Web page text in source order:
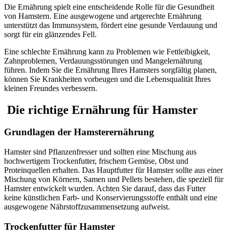
Die Ernährung spielt eine entscheidende Rolle für die Gesundheit
von Hamstern. Eine ausgewogene und artgerechte Ernährung
unterstützt das Immunsystem, fördert eine gesunde Verdauung und
sorgt für ein glänzendes Fell.
Eine schlechte Ernährung kann zu Problemen wie Fettleibigkeit,
Zahnproblemen, Verdauungsstörungen und Mangelernährung
führen. Indem Sie die Ernährung Ihres Hamsters sorgfältig planen,
können Sie Krankheiten vorbeugen und die Lebensqualität Ihres
kleinen Freundes verbessern.
Die richtige Ernährung für Hamster
Grundlagen der Hamsterernährung
Hamster sind Pflanzenfresser und sollten eine Mischung aus
hochwertigem Trockenfutter, frischem Gemüse, Obst und
Proteinquellen erhalten. Das Hauptfutter für Hamster sollte aus einer
Mischung von Körnern, Samen und Pellets bestehen, die speziell für
Hamster entwickelt wurden. Achten Sie darauf, dass das Futter
keine künstlichen Farb- und Konservierungsstoffe enthält und eine
ausgewogene Nährstoffzusammensetzung aufweist.
Trockenfutter für Hamster